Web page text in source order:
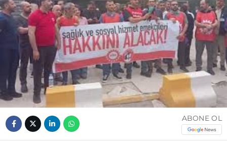
ABONE OL